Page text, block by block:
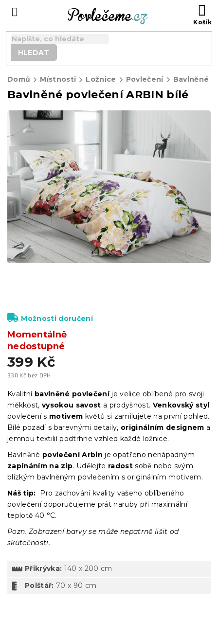
HLEDAT
Domů Místnosti Ložnice Povlečení Bavlněné
Bavlněné povlečení ARBIN bílé
399 Kč
330 Kč bez DPH
cena:
Momentálně
nedostupné
Možnosti doručení
Kvalitní bavlněné povlečeníje velice oblíbené pro svoji
měkkost, vysokou savost a prodyšnost. Venkovský styl
povlečení s motivem květů si zamilujete na první pohled.
Bílé pozadí s barevnými detaily, originálním designem a
jemnou textilií podtrhne vzhled každé ložnice.
Bavlněné povlečení Arbin je opatřeno nenápadným
zapínáním na zip. Udělejte radost sobě nebo svým
blízkým bavlněným povlečením s originálním motivem.
Náš tip: Pro zachování kvality vašeho oblíbeného
povlečení doporučujeme prát naruby při maximální
teplotě 40 °C.
Pozn. Zobrazení barvy se může nepatrně lišit od
skutečnosti.
Přikrývka: 140 x 200 cm
Polštář: 70 x 90 cm